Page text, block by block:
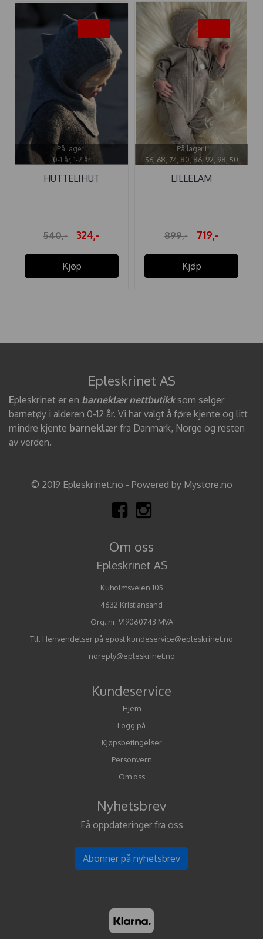
På lager i
0-1 år, 1-2 år
HUTTELIHUT
540,- 324,-
Kjøp
På lager i
56, 68, 74, 80, 86, 92, 98, 50
LILLELAM
899,- 719,-
Kjøp
Epleskrinet AS
Epleskrinet er en barneklær nettbutikksom selger
barnetøy i alderen 0-12 år. Vi har valgt å føre kjente og litt
mindre kjente barneklær fra Danmark, Norge og resten
av verden.
© 2019 Epleskrinet.no - Powered by Mystore.no
Om oss
Epleskrinet AS
Kuholmsveien 105
4632 Kristiansand
Org. nr. 919060743 MVA
Tlf: Henvendelser på epost kundeservice@epleskrinet.no
noreply@epleskrinet.no
Kundeservice
Hjem
Logg på
Kjøpsbetingelser
Personvern
Om oss
Nyhetsbrev
Få oppdateringer fra oss
Abonner på nyhetsbrev